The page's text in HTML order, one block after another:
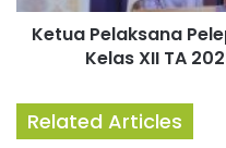
Ketua Pelaksana
Kelas XII TA
Related Articles